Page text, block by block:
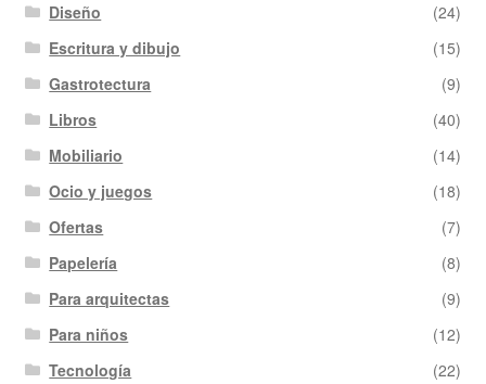
Diseño
(24)
Escritura y dibujo
(15)
Gastrotectura
(9)
Libros
(40)
Mobiliario
(14)
Ocio y juegos
(18)
Ofertas
(7)
Papelería
(8)
Para arquitectas
(9)
Para niños
(12)
Tecnología
(22)